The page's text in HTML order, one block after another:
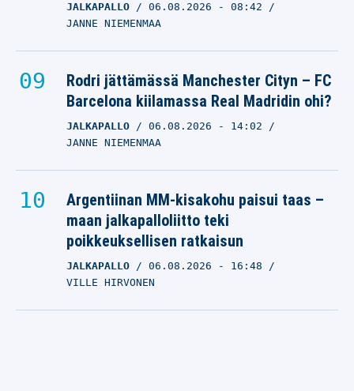
JALKAPALLO 06.08.2026 - 08:42
JANNE NIEMENMAA
Rodri jättämässä Manchester Cityn – FC
Barcelona kiilamassa Real Madridin ohi?
JALKAPALLO 06.08.2026 - 14:02
JANNE NIEMENMAA
Argentiinan MM-kisakohu paisui taas –
maan jalkapalloliitto teki
poikkeuksellisen ratkaisun
JALKAPALLO 06.08.2026 - 16:48
VILLE HIRVONEN